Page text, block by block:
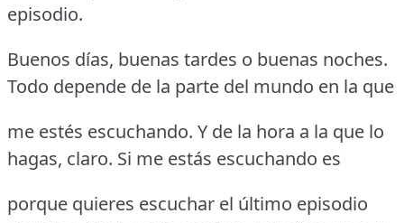
episodio.
Buenos días, buenas tardes o buenas noches.
Todo depende de la parte del mundo en la que
me estés escuchando. Y de la hora a la que lo
hagas, claro. Si me estás escuchando es
porque quieres escuchar el último episodio